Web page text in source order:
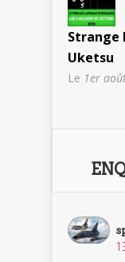
Strange
Uketsu
Le 1er